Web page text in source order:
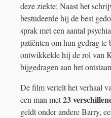
deze ziekte; Naast het
bestudeerde hij de best
sprak met een aantal
patiënten om hun gedrag
ontwikkelde hij de rol van
bijgedragen aan het
De film vertelt het verhaal
een man met23
geldt onder andere Barry,